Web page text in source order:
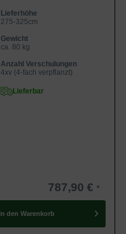
Lieferhöhe
275-325cm
Gewicht
ca. 80 kg
Anzahl Verschulungen
4xv (4-fach verpflanzt)
Lieferbar
787,90 €
In den Warenkorb